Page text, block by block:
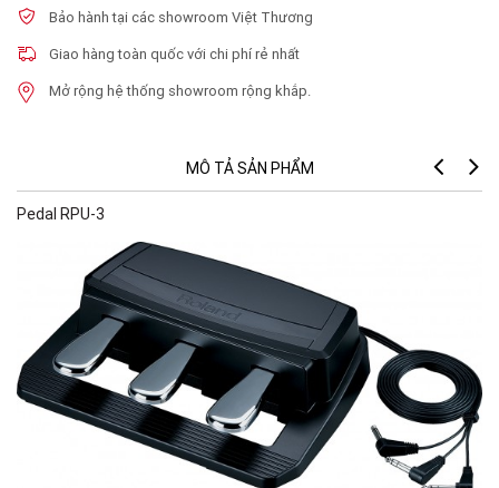
Bảo hành tại các showroom Việt Thương
Giao hàng toàn quốc với chi phí rẻ nhất
Mở rộng hệ thống showroom rộng khắp.
MÔ TẢ SẢN PHẨM
Pedal RPU-3